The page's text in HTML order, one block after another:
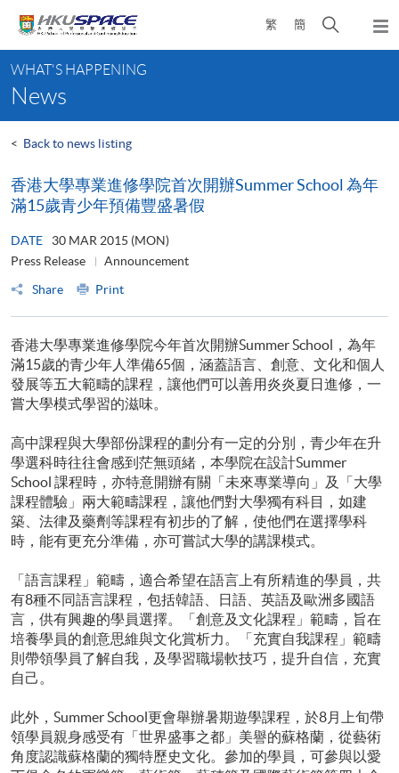
content
繁 簡
Open
search
content
start
WHAT'S HAPPENING
News
< Back to news listing
香港大學專業進修學院首次開辦Summer School 為年
滿15歲青少年預備豐盛暑假
DATE
30 MAR 2015 (MON)
Press Release
Announcement
Share
Print
香港大學專業進修學院今年首次開辦Summer School，為年
滿15歲的青少年人準備65個，涵蓋語言、創意、文化和個人
發展等五大範疇的課程，讓他們可以善用炎炎夏日進修，一
嘗大學模式學習的滋味。
高中課程與大學部份課程的劃分有一定的分別，青少年在升
學選科時往往會感到茫無頭緒，本學院在設計Summer
School 課程時，亦特意開辦有關「未來專業導向」及「大學
課程體驗」兩大範疇課程，讓他們對大學獨有科目，如建
築、法律及藥劑等課程有初步的了解，使他們在選擇學科
時，能有更充分準備，亦可嘗試大學的講課模式。
「語言課程」範疇，適合希望在語言上有所精進的學員，共
有8種不同語言課程，包括韓語、日語、英語及歐洲多國語
言，供有興趣的學員選擇。「創意及文化課程」範疇，旨在
培養學員的創意思維與文化賞析力。「充實自我課程」範疇
則帶領學員了解自我，及學習職場軟技巧，提升自信，充實
自己。
此外，Summer School更會舉辦暑期遊學課程，於8月上旬帶
領學員親身感受有「世界盛事之都」美譽的蘇格蘭，從藝術
角度認識蘇格蘭的獨特歷史文化。參加的學員，可參與以愛